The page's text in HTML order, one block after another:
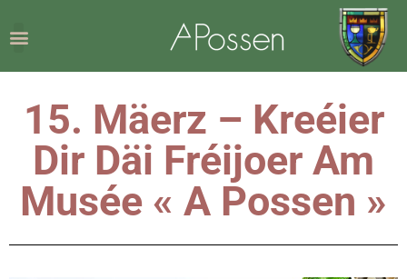
15. Mäerz – Kreéier
Dir Däi Fréijoer Am
Musée « A Possen »